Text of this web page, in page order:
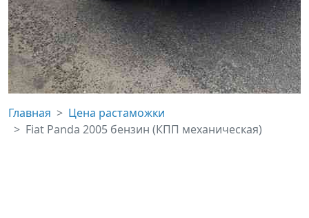
Главная
Цена растаможки
Fiat Panda 2005 бензин (КПП механическая)